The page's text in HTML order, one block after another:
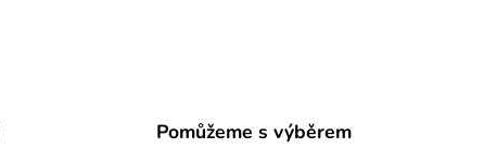
Pomůžeme s výběrem